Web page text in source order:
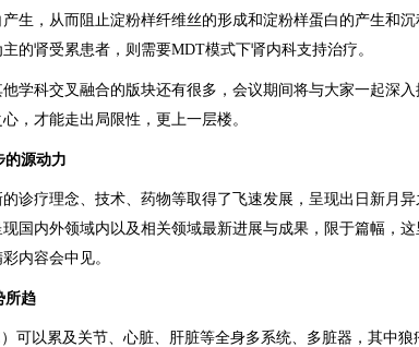
生，从而阻止淀粉样纤维丝的形成和淀粉样蛋白的产生和
的肾受累患者，则需要MDT模式下肾内科支持治疗。
学科交叉融合的版块还有很多，会议期间将与大家一起深
，才能走出局限性，更上一层楼。
的源动力
诊疗理念、技术、药物等取得了飞速发展，呈现出日新月
国内外领域内以及相关领域最新进展与成果，限于篇幅，
内容会中见。
所趋
可以累及关节、心脏、肝脏等全身多系统、多脏器，其中